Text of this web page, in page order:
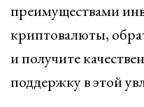
преимуществами
криптовалюты,
и получите
поддержку в этой